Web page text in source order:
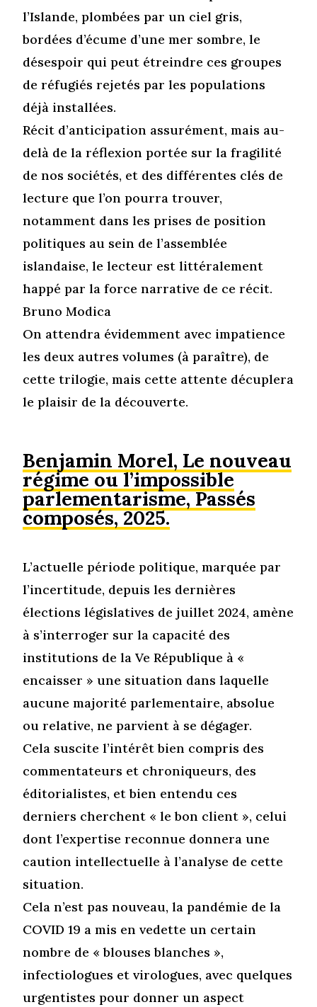
l’Islande, plombées par un ciel gris,
bordées d’écume d’une mer sombre, le
désespoir qui peut étreindre ces groupes
de réfugiés rejetés par les populations
déjà installées.
Récit d’anticipation assurément, mais au-
delà de la réflexion portée sur la fragilité
de nos sociétés, et des différentes clés de
lecture que l’on pourra trouver,
notamment dans les prises de position
politiques au sein de l’assemblée
islandaise, le lecteur est littéralement
happé par la force narrative de ce récit.
Bruno Modica
On attendra évidemment avec impatience
les deux autres volumes (à paraître), de
cette trilogie, mais cette attente décuplera
le plaisir de la découverte.
Benjamin Morel, Le nouveau
régime ou l’impossible
parlementarisme, Passés
composés, 2025.
L’actuelle période politique, marquée par
l’incertitude, depuis les dernières
élections législatives de juillet 2024, amène
à s’interroger sur la capacité des
institutions de la Ve République à «
encaisser » une situation dans laquelle
aucune majorité parlementaire, absolue
ou relative, ne parvient à se dégager.
Cela suscite l’intérêt bien compris des
commentateurs et chroniqueurs, des
éditorialistes, et bien entendu ces
derniers cherchent « le bon client », celui
dont l’expertise reconnue donnera une
caution intellectuelle à l’analyse de cette
situation.
Cela n’est pas nouveau, la pandémie de la
COVID 19 a mis en vedette un certain
nombre de « blouses blanches »,
infectiologues et virologues, avec quelques
urgentistes pour donner un aspect